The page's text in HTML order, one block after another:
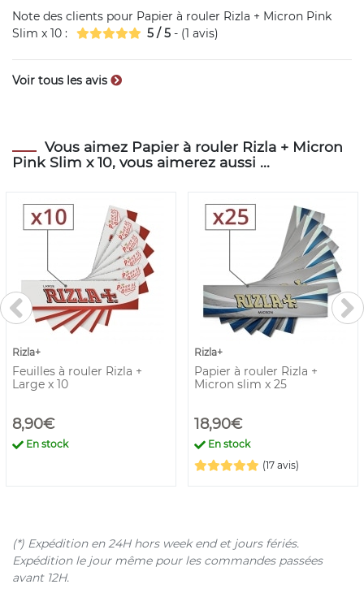
Note des clients pour Papier à rouler Rizla + Micron Pink
Slim x 10 : 5 /5 - (1 avis)
Voir tous les avis
Vous aimez Papier à rouler Rizla + Micron
Pink Slim x 10, vous aimerez aussi ...
Rizla+
Feuilles à rouler Rizla +
Large x 10
8,90€
En stock
Rizla+
Papier à rouler Rizla +
Micron slim x 25
18,90€
En stock
(17 avis)
(*) Expédition en 24H hors week end et jours fériés.
Expédition le jour même pour les commandes passées
avant 12H.